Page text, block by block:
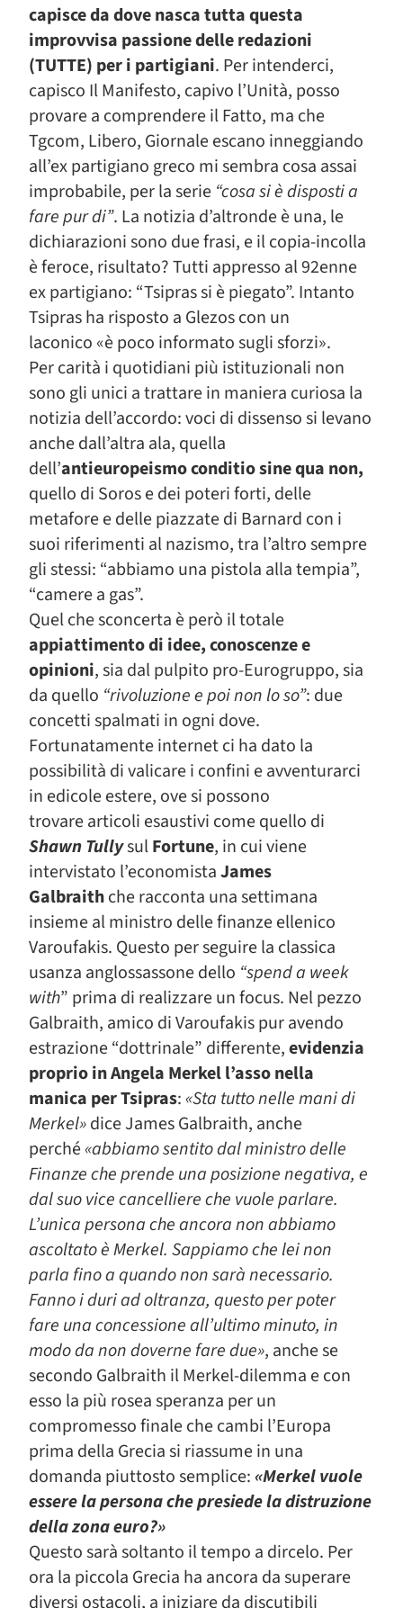
capisce da dove nasca tutta questa
improvvisa passione delle redazioni
(TUTTE) per i partigiani. Per intenderci,
capisco Il Manifesto, capivo l’Unità, posso
provare a comprendere il Fatto, ma che
Tgcom, Libero, Giornale escano inneggiando
all’ex partigiano greco mi sembra cosa assai
improbabile, per la serie “cosa si è disposti a
fare pur di”. La notizia d’altronde è una, le
dichiarazioni sono due frasi, e il copia-incolla
è feroce, risultato? Tutti appresso al 92enne
ex partigiano: “Tsipras si è piegato”. Intanto
Tsipras ha risposto a Glezos con un
laconico «è poco informato sugli sforzi».
Per carità i quotidiani più istituzionali non
sono gli unici a trattare in maniera curiosa la
notizia dell’accordo: voci di dissenso si levano
anche dall’altra ala, quella
dell’antieuropeismo conditio sine qua non,
quello di Soros e dei poteri forti, delle
metafore e delle piazzate di Barnard con i
suoi riferimenti al nazismo, tra l’altro sempre
gli stessi: “abbiamo una pistola alla tempia”,
“camere a gas”.
Quel che sconcerta è però il totale
appiattimento di idee, conoscenze e
opinioni, sia dal pulpito pro-Eurogruppo, sia
da quello “rivoluzione e poi non lo so”: due
concetti spalmati in ogni dove.
Fortunatamente internet ci ha dato la
possibilità di valicare i confini e avventurarci
in edicole estere, ove si possono
trovare articoli esaustivi come quello di
Shawn TullysulFortune, in cui viene
intervistato l’economistaJames
Galbraithche racconta una settimana
insieme al ministro delle finanze ellenico
Varoufakis. Questo per seguire la classica
usanza anglossassone dello “spend a week
with” prima di realizzare un focus. Nel pezzo
Galbraith, amico di Varoufakis pur avendo
estrazione “dottrinale” differente,evidenzia
proprio in Angela Merkel l’asso nella
manica per Tsipras: «Sta tutto nelle mani di
Merkel»dice James Galbraith, anche
perché«abbiamo sentito dal ministro delle
Finanze che prende una posizione negativa, e
dal suo vice cancelliere che vuole parlare.
L’unica persona che ancora non abbiamo
ascoltato è Merkel. Sappiamo che lei non
parla fino a quando non sarà necessario.
Fanno i duri ad oltranza, questo per poter
fare una concessione all’ultimo minuto, in
modo da non doverne fare due», anche se
secondo Galbraith il Merkel-dilemma e con
esso la più rosea speranza per un
compromesso finale che cambi l’Europa
prima della Grecia si riassume in una
domanda piuttosto semplice:«Merkel vuole
essere la persona che presiede la distruzione
della zona euro?»
Questo sarà soltanto il tempo a dircelo. Per
ora la piccola Grecia ha ancora da superare
diversi ostacoli, a iniziare da discutibili